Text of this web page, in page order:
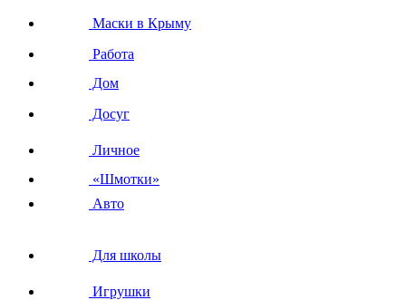
Маски в Крыму
Работа
Дом
Досуг
Личное
«Шмотки»
Авто
Для школы
Игрушки